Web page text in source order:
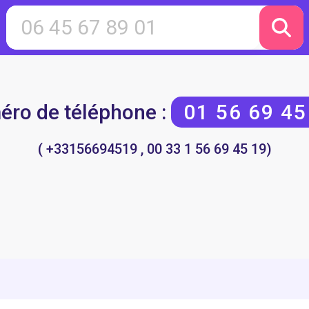
de téléphone : 01 56 69
( +33156694519 , 00 33 1 56 69 45 19)